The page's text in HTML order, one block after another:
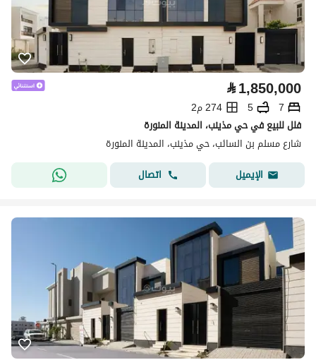
⃁1,850,000
7
5
274 م2
فلل للبيع في حي مذينب، المدينة المنورة
شارع مسلم بن السائب، حي مذينب، المدينة المنورة
الإيميل
اتصال